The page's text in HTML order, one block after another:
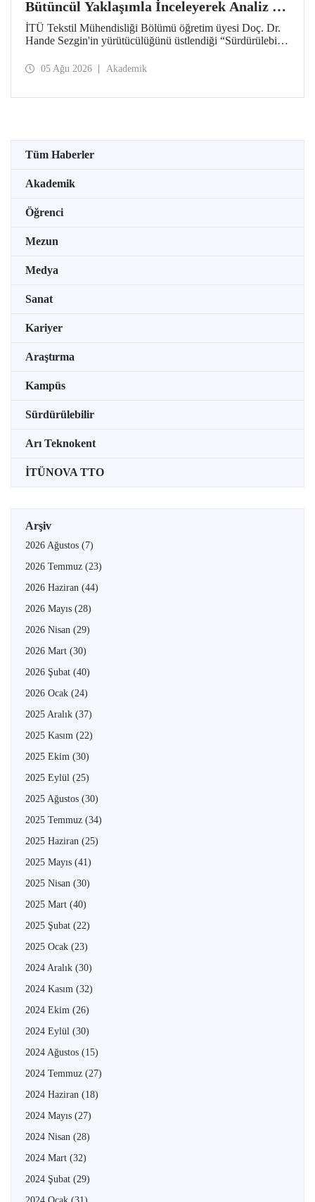
Bütüncül Yaklaşımla İnceleyerek Analiz ve
Azaltım Stratejileri Geliştirecek Projeye
TÜBİTAK Desteği
İTÜ Tekstil Mühendisliği Bölümü öğretim üyesi Doç. Dr.
Hande Sezgin'in yürütücülüğünü üstlendiği “Sürdürülebilir
Koşullarına Bağlı Mikrolif Salımı: Aşınma, UV Maruziyeti
05 Ağu 2026 Akademik
Tüm Haberler
Akademik
Öğrenci
Mezun
Medya
Sanat
Kariyer
Araştırma
Kampüs
Sürdürülebilir
Arı Teknokent
İTÜNOVA TTO
Arşiv
2026 Ağustos (7)
2026 Temmuz (23)
2026 Haziran (44)
2026 Mayıs (28)
2026 Nisan (29)
2026 Mart (30)
2026 Şubat (40)
2026 Ocak (24)
2025 Aralık (37)
2025 Kasım (22)
2025 Ekim (30)
2025 Eylül (25)
2025 Ağustos (30)
2025 Temmuz (34)
2025 Haziran (25)
2025 Mayıs (41)
2025 Nisan (30)
2025 Mart (40)
2025 Şubat (22)
2025 Ocak (23)
2024 Aralık (30)
2024 Kasım (32)
2024 Ekim (26)
2024 Eylül (30)
2024 Ağustos (15)
2024 Temmuz (27)
2024 Haziran (18)
2024 Mayıs (27)
2024 Nisan (28)
2024 Mart (32)
2024 Şubat (29)